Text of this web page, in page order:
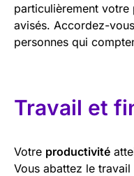
particulièrement votre
avisés. Accordez-
personnes qui
Travail et
Votre productivité
Vous abattez le